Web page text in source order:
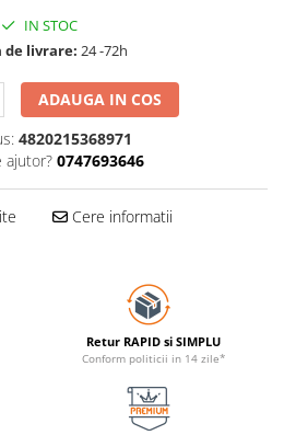
IN STOC
de livrare: 24 -72h
ADAUGA IN COS
4820215368971
ajutor? 0747693646
Cere informatii
Retur RAPID si SIMPLU
Conform politicii in 14 zile*